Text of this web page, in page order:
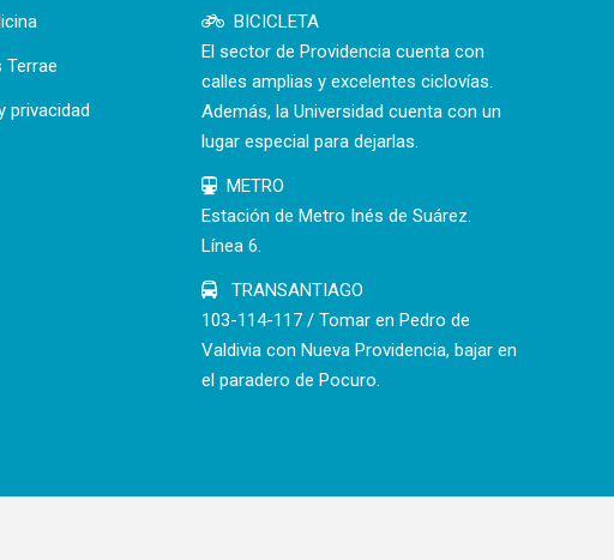
Terrae
privacidad
BICICLETA
El sector de Providencia cuenta con
calles amplias y excelentes ciclovías.
Además, la Universidad cuenta con un
lugar especial para dejarlas.
METRO
Estación de Metro Inés de Suárez.
Línea 6.
TRANSANTIAGO
103-114-117 / Tomar en Pedro de
Valdivia con Nueva Providencia, bajar en
el paradero de Pocuro.